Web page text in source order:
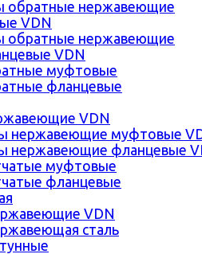
обратные нержавеющие
VDN
обратные нержавеющие
VDN
муфтовые
фланцевые
VDN
нержавеющие муфтовые
нержавеющие фланцевые
муфтовые
фланцевые
VDN
сталь